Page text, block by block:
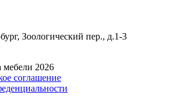
Зоологический пер., д.1-3
2026
соглашение